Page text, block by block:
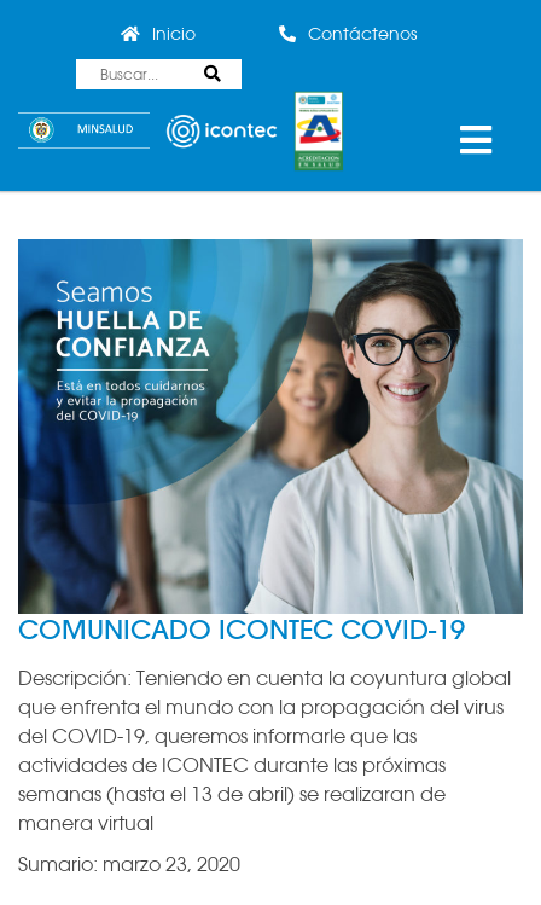
Inicio Contáctenos
COMUNICADO ICONTEC COVID-19
Descripción: Teniendo en cuenta la coyuntura global
que enfrenta el mundo con la propagación del virus
del COVID-19, queremos informarle que las
actividades de ICONTEC durante las próximas
semanas (hasta el 13 de abril) se realizaran de
manera virtual
Sumario: marzo 23, 2020